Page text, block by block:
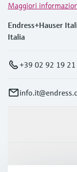
Maggiori
Endress+Hauser
Italia
+39 02 92 19 21